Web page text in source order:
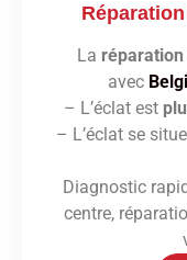
La réparation
avec
– L’éclat est
– L’éclat se
Diagnostic
centre,